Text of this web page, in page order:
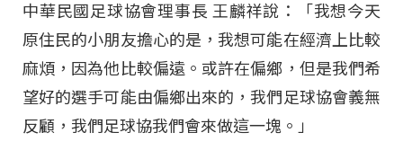
中華民國足球協會理事長 王麟祥說：「我想今天
原住民的小朋友擔心的是，我想可能在經濟上比較
麻煩，因為他比較偏遠。或許在偏鄉，但是我們希
望好的選手可能由偏鄉出來的，我們足球協會義無
反顧，我們足球協我們會來做這一塊。」